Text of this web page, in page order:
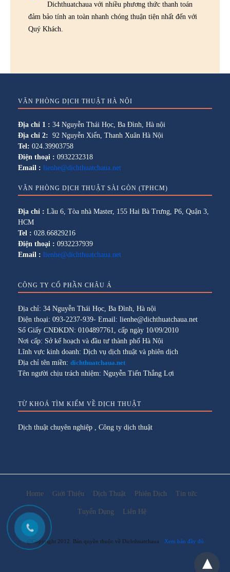
Dichthuatchaua với nhiều phương thức thanh toán
đảm bảo tính an toàn nhanh chóng thuận tiện nhất đến với
Quý Khách.
VĂN PHÒNG DỊCH THUẬT HÀ NỘI
Địa chỉ 1 : 34 Nguyễn Thái Học, Ba Đình, Hà nội
Địa chỉ 2: 92 Nguyễn Xiển, Thanh Xuân Hà Nội
Tel: 024.39903758
Điện thoại : 0932232318
Email : lienhe@dichthuatchaua.net
VĂN PHÒNG DỊCH THUẬT SÀI GÒN (TPHCM)
Địa chỉ : Lầu 6, Tòa nhà Master, 155 Hai Bà Trưng, P6, Quận 3,
HCM
Tel : 028.66829216
Điện thoại : 0932237939
Email : lienhe@dichthuatchaua.net
CÔNG TY CỔ PHẦN CHÂU Á
Địa chỉ: 34 Nguyễn Thái Học, Ba Đình, Hà nội
Điện thoại: 093-2237-939- Email: lienhe@dichthuatchaua.net
Số Giấy CNĐKDN: 0104897761, cấp ngày 10/09/2010
Nơi cấp: Sở kế hoạch và đầu tư thành phố Hà Nội
Lĩnh vực kinh doanh: Dịch vụ dịch thuật và phiên dịch
Địa chỉ tên miền: dichthuatchaua.net
Tên người chịu trách nhiệm: Nguyễn Tiến Thắng Lợi
TỪ KHOÁ TÌM KIẾM VỀ DỊCH THUẬT
Dịch thuật chuyên nghiệp , Công ty dịch thuật
Home Giới Thiệu Dịch Thuật Phiên Dịch Tin tức
Tuyển Dụng Liên Hệ
@Copyright 2012. Bản quyền thuộc về Dichthuatchaua Xem bản đầy đủ